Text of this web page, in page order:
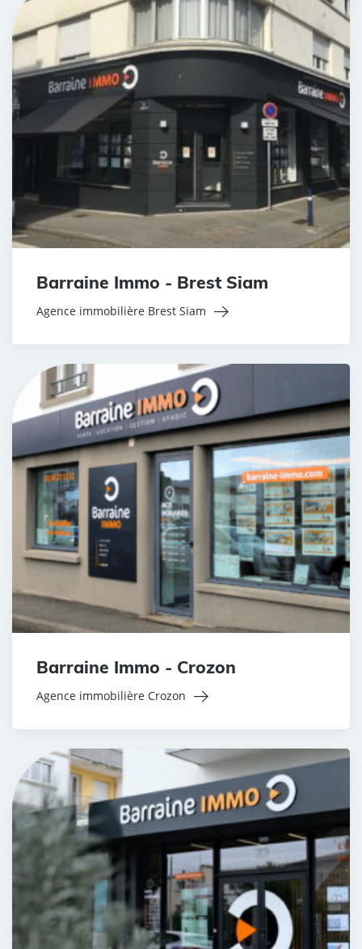
Barraine Immo - Brest Siam
Agence immobilière Brest Siam
Barraine Immo - Crozon
Agence immobilière Crozon